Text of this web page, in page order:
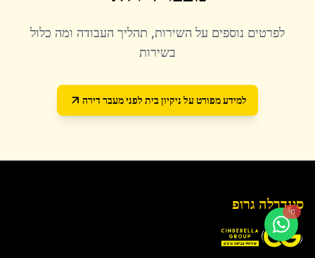
לפרטים נוספים על השירות, תהליך העבודה ומה כלול
בשירות
למידע מפורט על ניקיון בית לפני מעבר דירה
סינדרלה גרופ
חי